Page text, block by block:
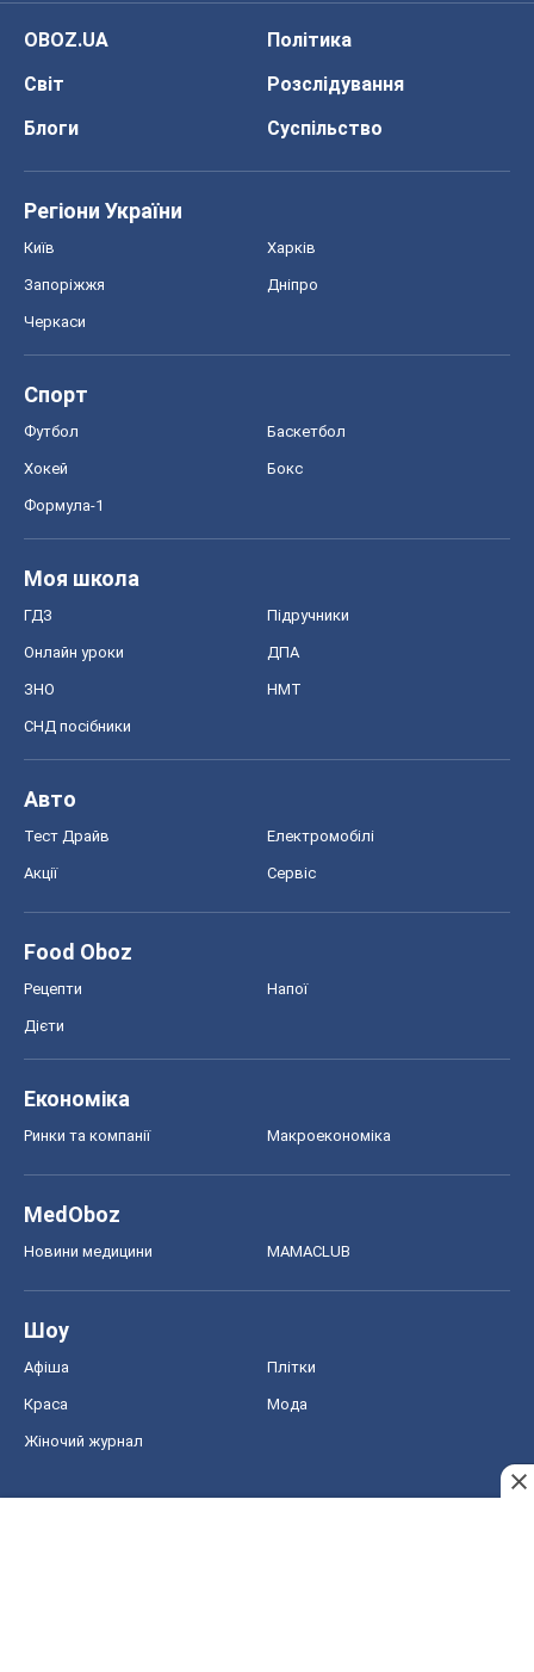
OBOZ.UA
Політика
Світ
Розслідування
Блоги
Суспільство
Регіони України
Київ Харків
Запоріжжя Дніпро
Черкаси
Спорт
Футбол Баскетбол
Хокей Бокс
Формула-1
Моя школа
ГДЗ Підручники
Онлайн уроки ДПА
ЗНО НМТ
СНД посібники
Авто
Тест Драйв Електромобілі
Акції Сервіс
Food Oboz
Рецепти Напої
Дієти
Економіка
Ринки та компанії Макроекономіка
MedOboz
Новини медицини MAMACLUB
Шоу
Афіша Плітки
Краса Мода
Жіночий журнал